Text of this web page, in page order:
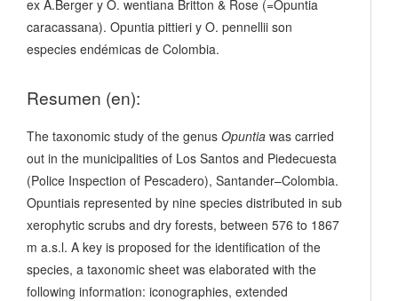
ex A.Berger y O. wentiana Britton & Rose (=Opuntia
caracassana). Opuntia pittieri y O. pennellii son
especies endémicas de Colombia.
Resumen (en):
The taxonomic study of the genus Opuntia was carried
out in the municipalities of Los Santos and Piedecuesta
(Police Inspection of Pescadero), Santander–Colombia.
Opuntiais represented by nine species distributed in sub
xerophytic scrubs and dry forests, between 576 to 1867
m a.s.l. A key is proposed for the identification of the
species, a taxonomic sheet was elaborated with the
following information: iconographies, extended